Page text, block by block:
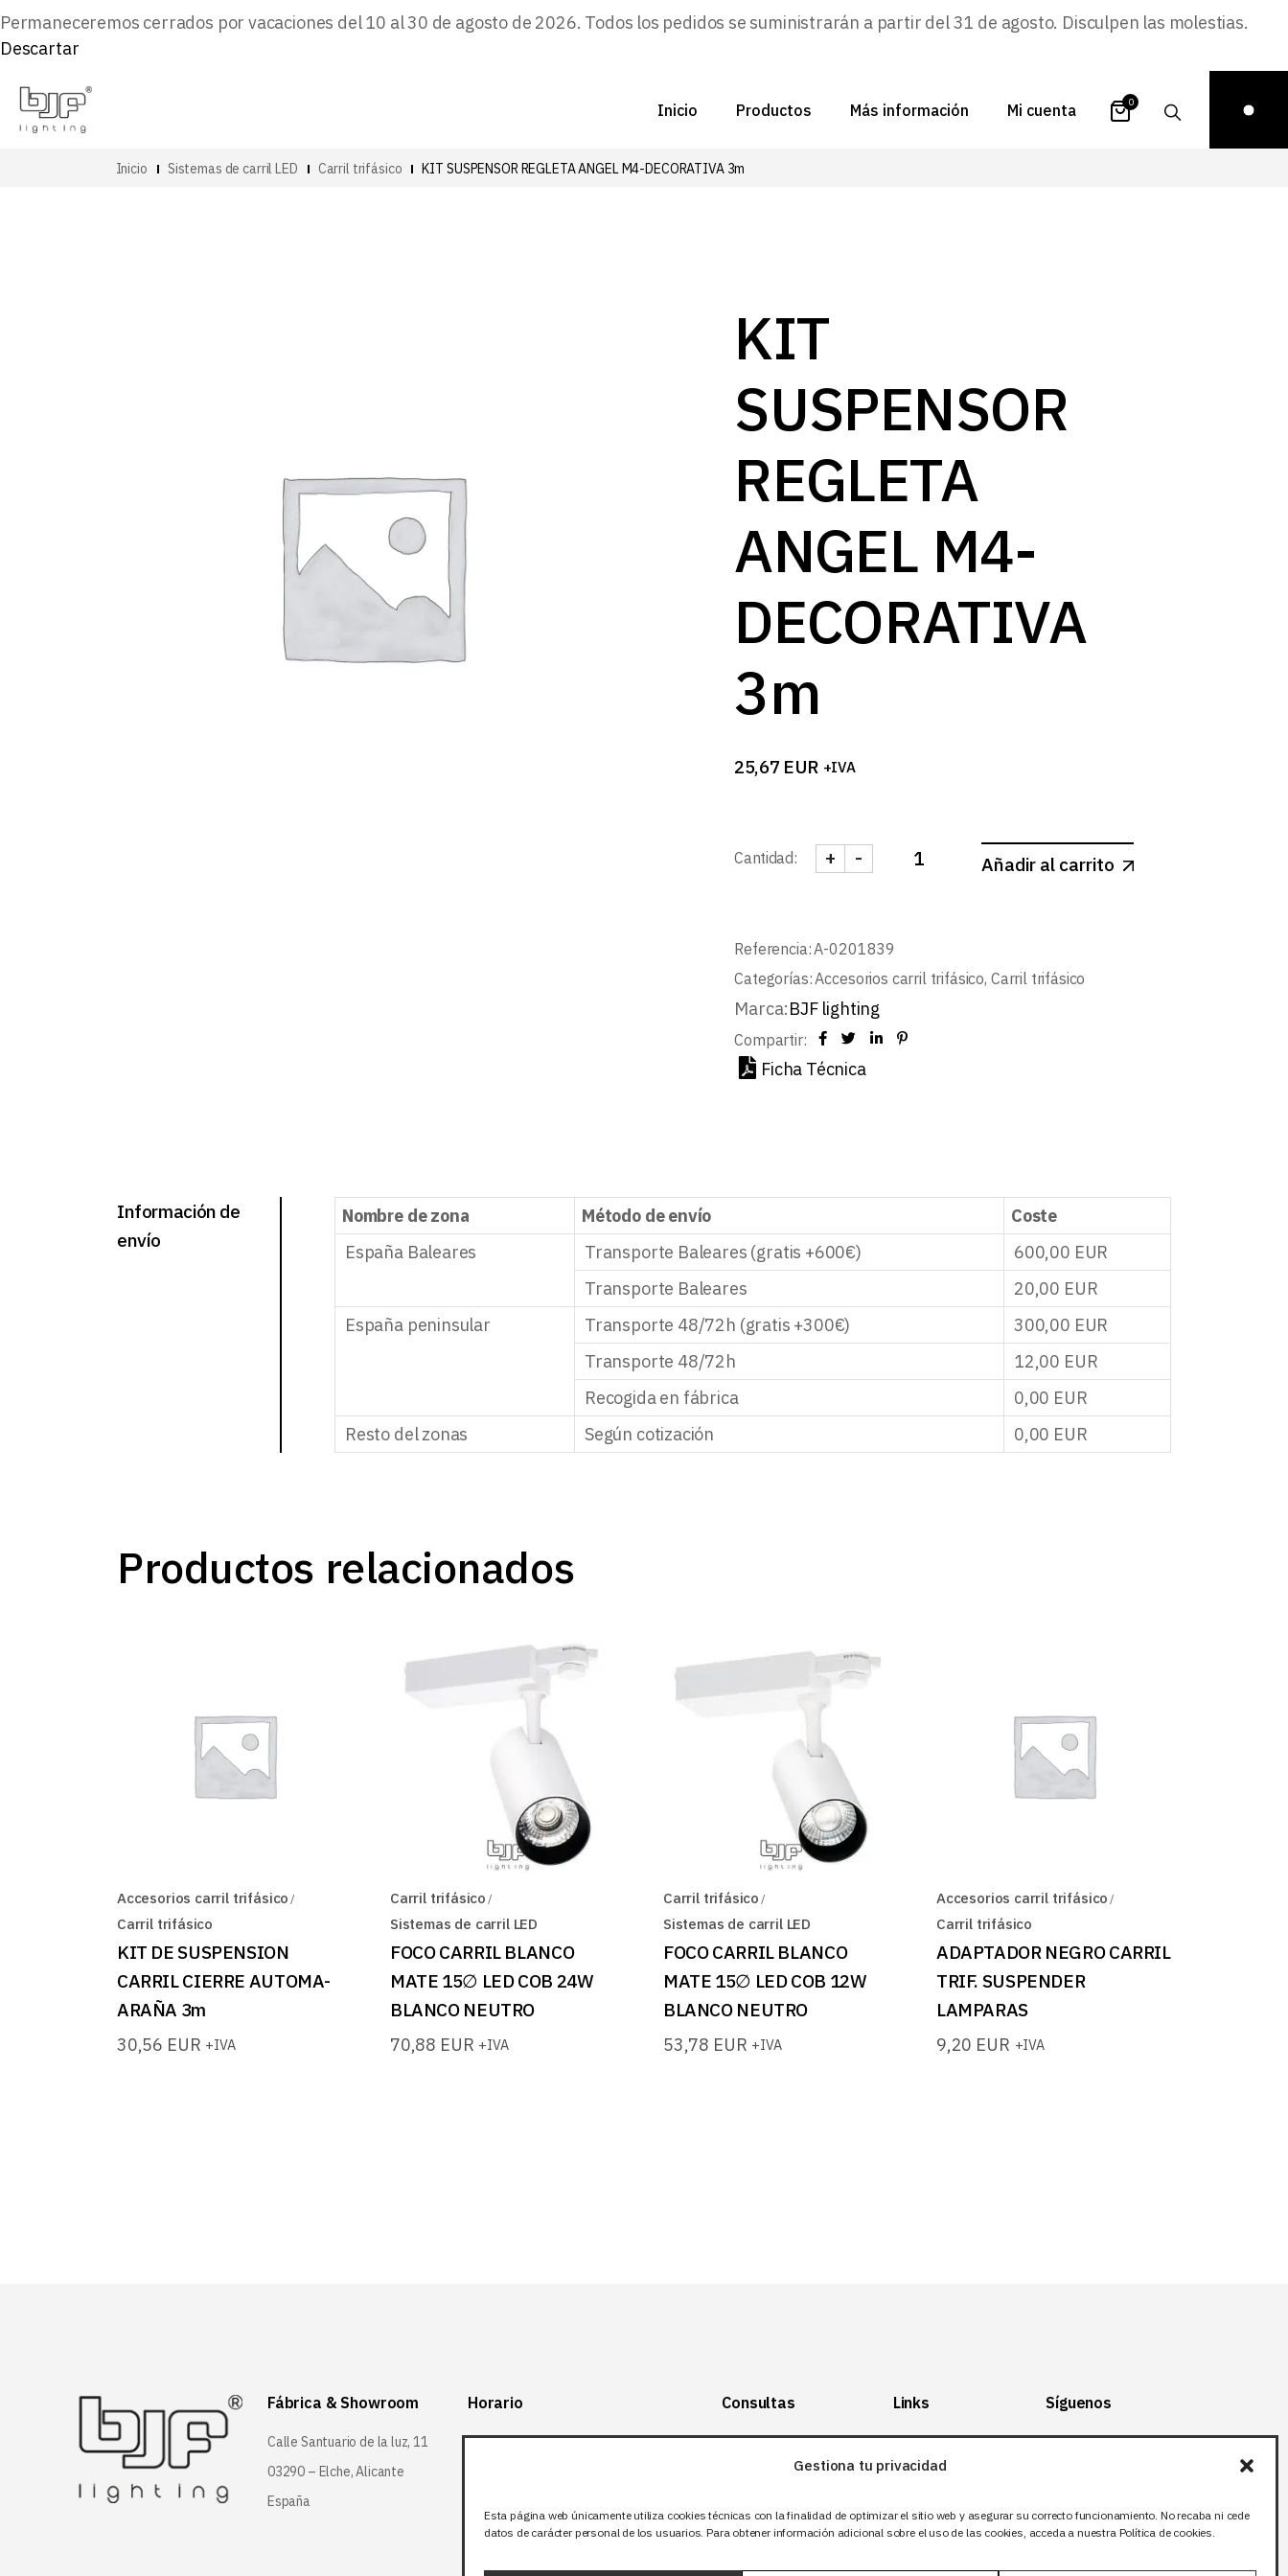
Gestiona tu privacidad
Esta página web únicamente utiliza cookies técnicas con la finalidad de optimizar el sitio web y asegurar su correcto funcionamiento. No recaba ni cede
datos de carácter personal de los usuarios. Para obtener información adicional sobre el uso de las cookies, acceda a nuestra Política de cookies.
Permaneceremos cerrados por vacaciones del 10 al 30 de agosto de 2026. Todos los pedidos se suministrarán a partir del 31 de agosto. Disculpen las molestias.
Descartar
Inicio Productos Más información
Zona de inspiración
Blog
Mi cuenta 0
Inicio Sistemas de carril LED Carril trifásico KIT SUSPENSOR REGLETA ANGEL M4-DECORATIVA 3m
KIT
SUSPENSOR
REGLETA
ANGEL M4-
DECORATIVA
3m
25,67 EUR +IVA
Cantidad: KIT SUSPENSOR REGLETA ANGEL M4-DECORATIVA 3m
-
+ Añadir al carrito
Referencia:A-0201839
Categorías:Accesorios carril trifásico, Carril trifásico
Marca:BJF lighting
Compartir:
Ficha Técnica
Información de
envío
Nombre de zona Método de envío
Coste
España Baleares
Transporte Baleares (gratis +600€) 600,00 EUR
Transporte Baleares
20,00 EUR
España peninsular
Transporte 48/72h (gratis +300€) 300,00 EUR
Transporte 48/72h
12,00 EUR
Recogida en fábrica
0,00 EUR
Resto del zonas
Según cotización 0,00 EUR
Productos relacionados
Accesorios carril trifásico
Carril trifásico
KIT DE SUSPENSION
CARRIL CIERRE AUTOMA-
ARAÑA 3m
30,56 EUR +IVA
Carril trifásico
Sistemas de carril LED
FOCO CARRIL BLANCO
MATE 15∅ LED COB 24W
BLANCO NEUTRO
70,88 EUR +IVA
Carril trifásico
Sistemas de carril LED
FOCO CARRIL BLANCO
MATE 15∅ LED COB 12W
BLANCO NEUTRO
53,78 EUR +IVA
Accesorios carril trifásico
Carril trifásico
ADAPTADOR NEGRO CARRIL
TRIF. SUSPENDER
LAMPARAS
9,20 EUR +IVA
Fábrica & Showroom
Calle Santuario de la luz, 11
03290 – Elche, Alicante
España
Horario
Lunes-Viernes:
Cerrado
Consultas
+34 966 28 88
12
info@bjflighting.com
Links
Mapa del Sitio
Aviso legal
privacidad
Síguenos
Facebook
LinkedIn